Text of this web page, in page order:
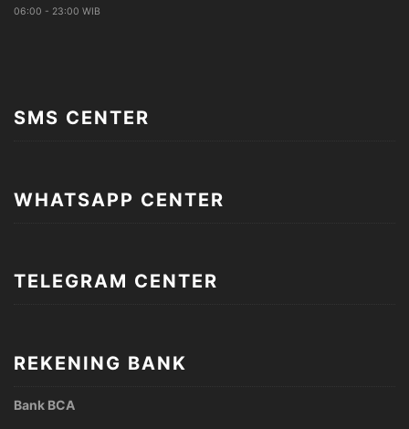
06:00 - 23:00 WIB
SMS CENTER
WHATSAPP CENTER
TELEGRAM CENTER
REKENING BANK
Bank BCA